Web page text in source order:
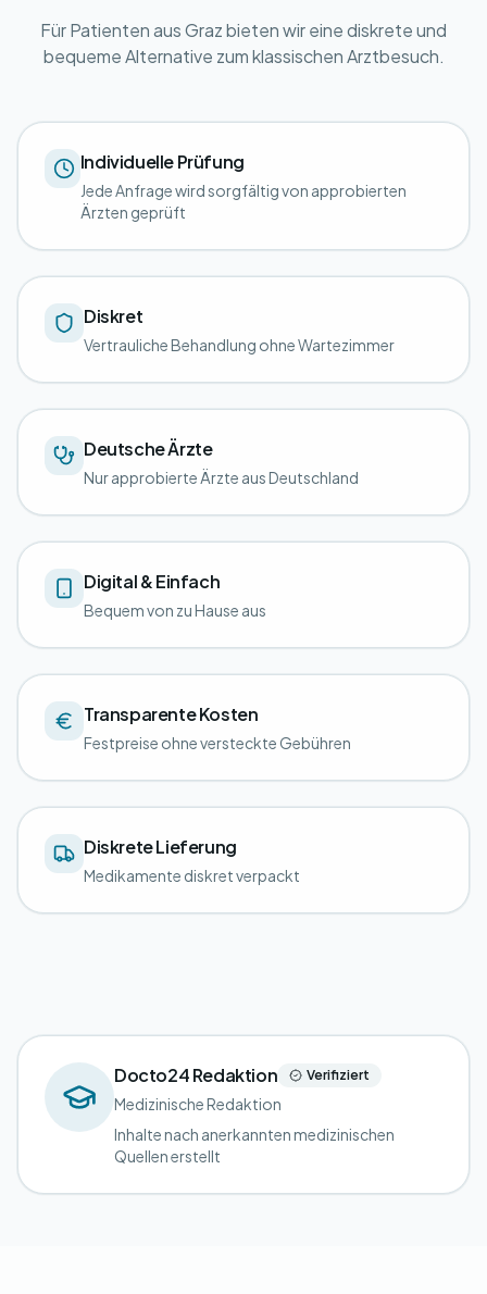
Für Patienten aus Graz bieten wir eine diskrete und
bequeme Alternative zum klassischen Arztbesuch.
Individuelle Prüfung
Jede Anfrage wird sorgfältig von approbierten
Ärzten geprüft
Diskret
Vertrauliche Behandlung ohne Wartezimmer
Deutsche Ärzte
Nur approbierte Ärzte aus Deutschland
Digital & Einfach
Bequem von zu Hause aus
Transparente Kosten
Festpreise ohne versteckte Gebühren
Diskrete Lieferung
Medikamente diskret verpackt
Docto24 Redaktion Verifiziert
Medizinische Redaktion
Inhalte nach anerkannten medizinischen
Quellen erstellt